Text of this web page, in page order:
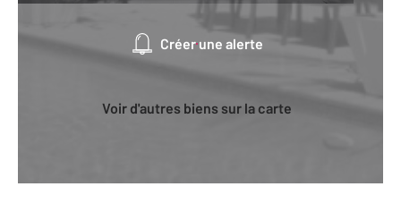
Créer une alerte
Voir d'autres biens sur la carte